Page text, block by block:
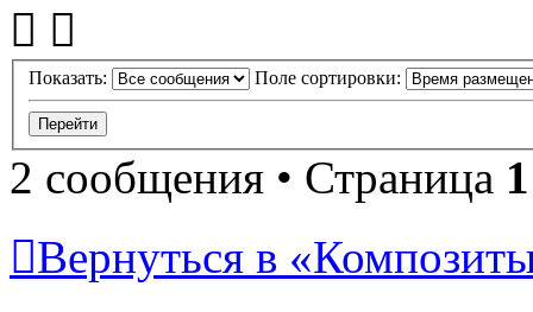
Показать: Поле сортировки:
2 сообщения • Страница 1
Вернуться в